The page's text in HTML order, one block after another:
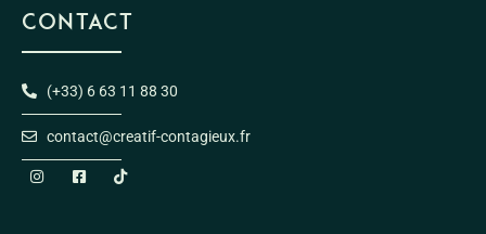
CONTACT
(+33) 6 63 11 88 30
contact@creatif-contagieux.fr